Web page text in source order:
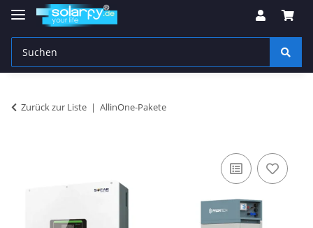
Zurück zur Liste AllinOne-Pakete